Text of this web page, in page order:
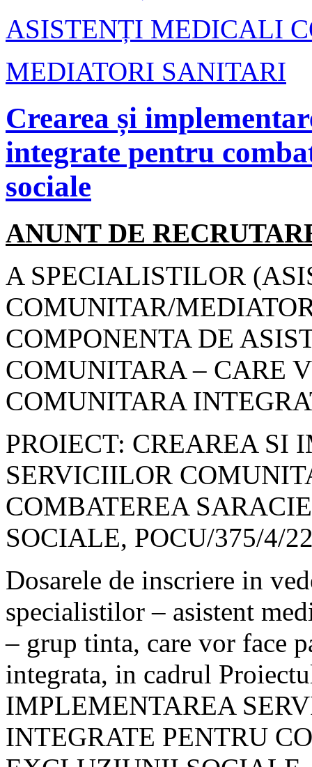
ASISTENȚI MEDICALI
MEDIATORI SANITARI
Crearea și
integrate pentru
sociale
ANUNT DE
A SPECIALISTILOR
COMUNITAR/
COMPONENTA DE
COMUNITARA – CARE
COMUNITARA
PROIECT: CREAREA SI
SERVICIILOR
COMBATEREA
SOCIALE, POCU/375/4/
Dosarele de inscriere in
specialistilor – asistent
– grup tinta, care vor face
integrata, in cadrul
IMPLEMENTAREA
INTEGRATE PENTRU